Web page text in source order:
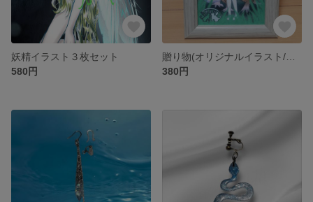
妖精イラスト３枚セット
580円
380円